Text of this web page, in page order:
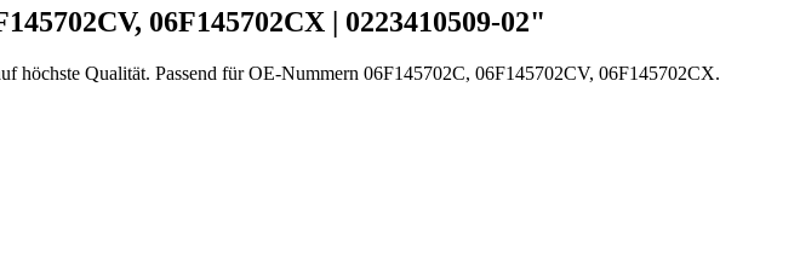
06F145702CX | 0223410509-02"
höchste Qualität. Passend für OE-Nummern 06F145702C, 06F145702CV, 06F145702CX.